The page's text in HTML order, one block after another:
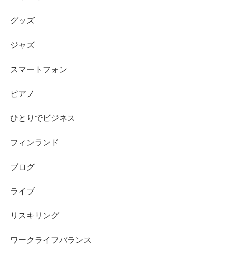
グッズ
ジャズ
スマートフォン
ピアノ
ひとりでビジネス
フィンランド
ブログ
ライブ
リスキリング
ワークライフバランス